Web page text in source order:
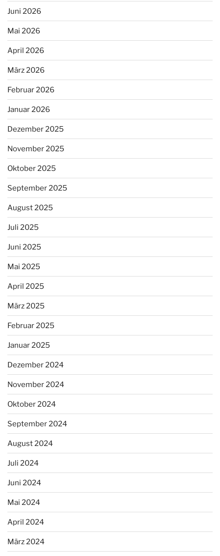
Juni 2026
Mai 2026
April 2026
März 2026
Februar 2026
Januar 2026
Dezember 2025
November 2025
Oktober 2025
September 2025
August 2025
Juli 2025
Juni 2025
Mai 2025
April 2025
März 2025
Februar 2025
Januar 2025
Dezember 2024
November 2024
Oktober 2024
September 2024
August 2024
Juli 2024
Juni 2024
Mai 2024
April 2024
März 2024